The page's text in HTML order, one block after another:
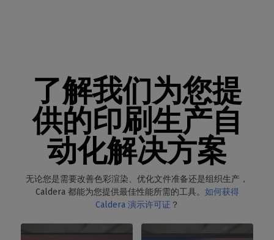
了解我们为您提
供的印刷生产自
动化解决方案
无论您是需要改善色彩渲染、优化文件准备还是组织生产，
Caldera 都能为您提供最佳性能所需的工具。 如何获得
Caldera 演示许可证 ？